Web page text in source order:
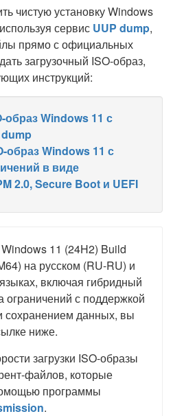
чистую установку Windows
сервис UUP dump,
прямо с официальных
загрузочный ISO-образ,
инструкций:
образ Windows 11 с
образ Windows 11 с
в виде
2.0, Secure Boot и UEFI
11 (24H2) Build
на русском (RU-RU) и
включая гибридный
ограничений с поддержкой
сохранением данных, вы
ниже.
загрузки ISO-образы
файлов, которые
программы
.